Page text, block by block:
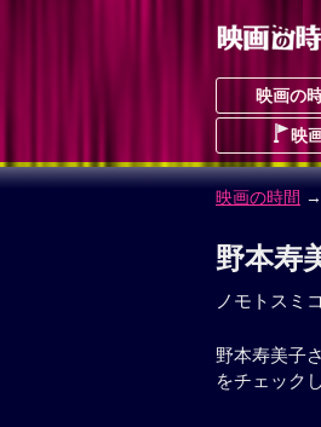
映画の
映
映画の時間 →
野本寿
ノモトスミコ
野本寿美子
をチェック